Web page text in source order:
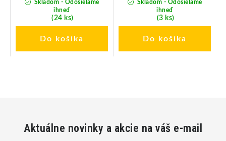
Skladom - Odosielame
ihneď
(24 ks)
Do košíka
Skladom - Odosielame
ihneď
(3 ks)
Do košíka
Aktuálne novinky a akcie na váš e-mail